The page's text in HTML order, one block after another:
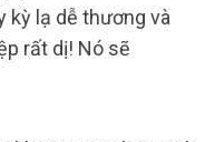
kỳ lạ dễ thương và
rất dị! Nó sẽ